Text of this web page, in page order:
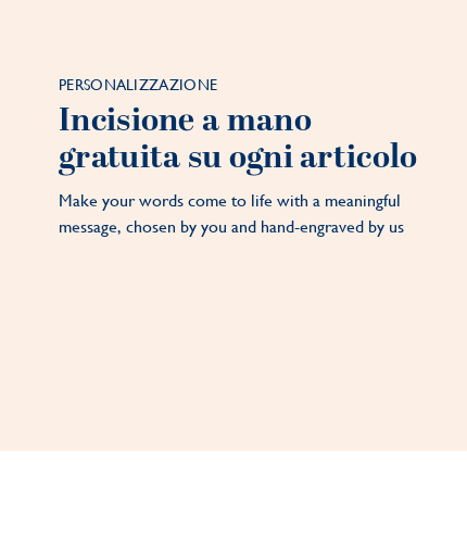
PERSONALIZZAZIONE
Incisione a mano
gratuita su ogni articolo
Make your words come to life with a meaningful
message, chosen by you and hand-engraved by us